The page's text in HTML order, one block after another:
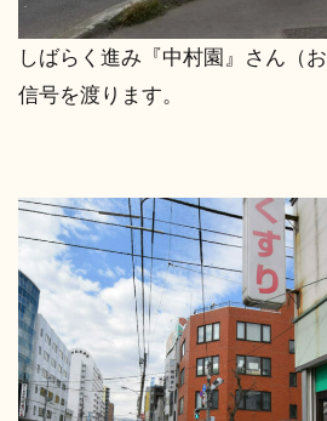
しばらく進み『中村園』さん（
信号を渡ります。